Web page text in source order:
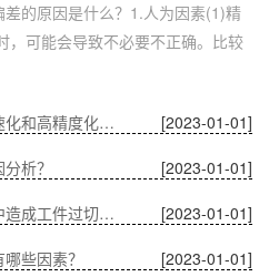
的原因是什么？1.人为因素(1)精
，可能会导致不必要不正确。比较
[2023-01-01]
电机壳数控加工时如何实现高速化和高精度化的问题？
[2023-01-01]
析？
[2023-01-01]
轴套数控加工厂轴套数控加工中造成工件过切的原因？
[2023-01-01]
些因素？